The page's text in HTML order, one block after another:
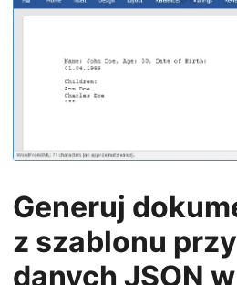
Generuj
z szablonu
danych JSON